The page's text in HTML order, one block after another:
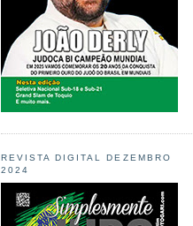
REVISTA DIGITAL DEZEMBRO
2024